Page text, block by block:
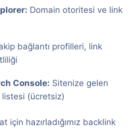
Domain otoritesi ve link
bağlantı profilleri, link
Console: Sitenize gelen
listesi (ücretsiz)
için hazırladığımız backlink